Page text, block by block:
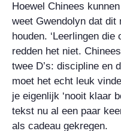
Hoewel Chinees
weet Gwendolyn dat dit
houden. ‘Leerlingen
redden het niet.
twee D’s: discipline en
moet het echt leuk
je eigenlijk ‘nooit klaar
tekst nu al een paar
als cadeau gekregen.